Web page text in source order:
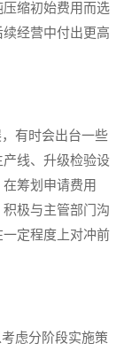
缩初始费用而选
经营中付出更高
有时会出台一些
线、升级检验设
筹划申请费用
极与主管部门沟
定程度上对冲前
虑分阶段实施策